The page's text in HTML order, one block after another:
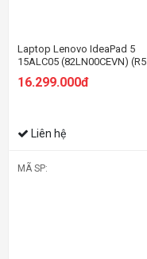
Laptop Lenovo IdeaPad 5
15ALC05 (82LN00CEVN) (R5
SSD/15.6 FHD/Win11/Xám)
16.299.000đ
Liên hệ
MÃ SP: